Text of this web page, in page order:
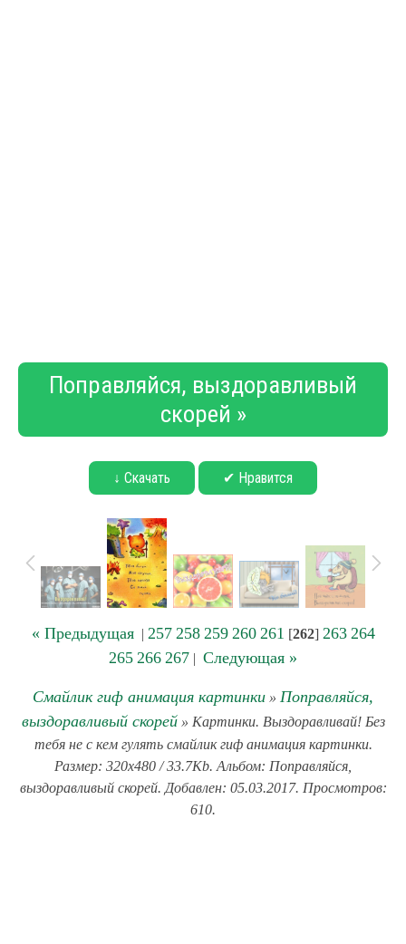
Поправляйся, выздоравливый
скорей »
↓ Скачать ✔ Нравится
« Предыдущая| 257 258 259 260 261 [262] 263 264
265 266 267 | Следующая »
Смайлик гиф анимация картинки » Поправляйся,
выздоравливый скорей» Картинки. Выздоравливай! Без
тебя не с кем гулять смайлик гиф анимация картинки.
Размер: 320x480 / 33.7Kb. Альбом: Поправляйся,
выздоравливый скорей. Добавлен: 05.03.2017. Просмотров:
610.